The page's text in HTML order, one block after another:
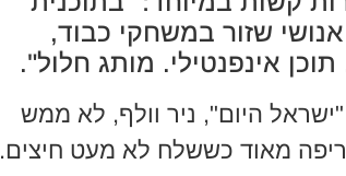
שזור במשחקי כבוד,
אינפנטילי. מותג חלול".
היום", ניר וולף, לא ממש
מאוד כששלח לא מעט חיצים.